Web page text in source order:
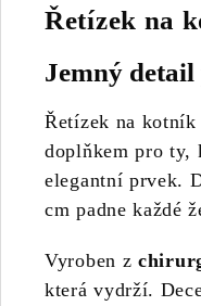
Řetízek na
Jemný
Řetízek na kotník
doplňkem pro ty,
elegantní prvek.
cm padne každé
Vyroben z
která vydrží.